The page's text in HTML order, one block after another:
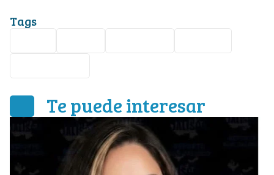
Tags
Te puede interesar